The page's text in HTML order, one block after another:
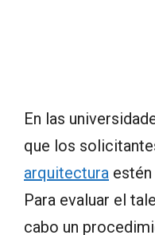
En las
que los
arquitectura
Para evaluar el
cabo un